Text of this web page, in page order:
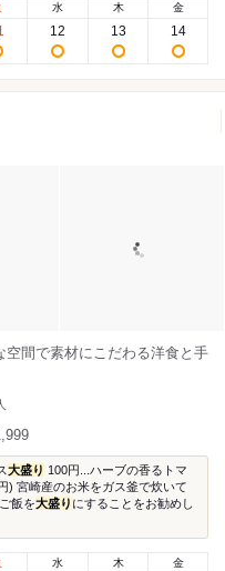
水
12
木
13
金
14
間で素材にこだわる洋食と手
大盛り 100円...ハーブの香るトマ
) 宮崎産のお米をガス釜で炊いて
飯を大盛り にすることをお勧めし
水 木 金